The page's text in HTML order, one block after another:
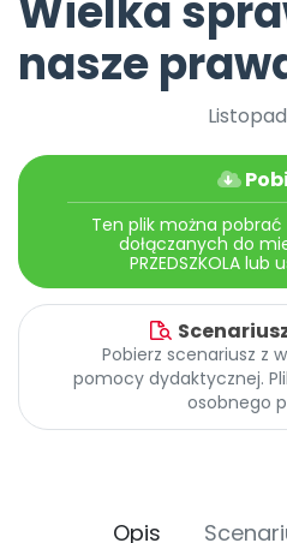
Archiwalne numery
Pomoc
Wielka
nasze
Ten plik można
dołączanych do
PRZEDSZKOLA lub
Pobierz scenariusz z
pomocy dydaktycznej.
osobnego
Opis